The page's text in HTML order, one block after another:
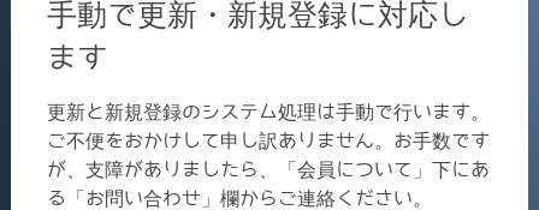
手動で更新・新規登録に対応し
ます
更新と新規登録のシステム処理は手動で行います。
ご不便をおかけして申し訳ありません。お手数です
が、支障がありましたら、「会員について」下にあ
る「お問い合わせ」欄からご連絡ください。